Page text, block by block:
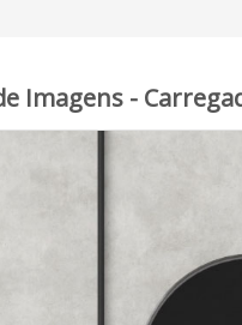
Imagens -